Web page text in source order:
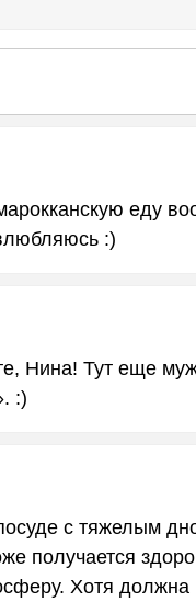
еду
:)
Нина! Тут еще
:)
с тяжелым
получается
Хотя должна